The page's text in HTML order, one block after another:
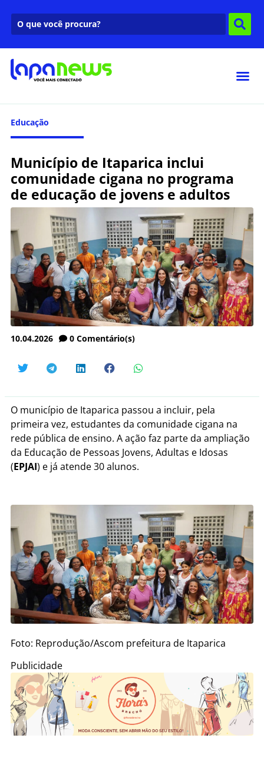
Educação
Município de Itaparica inclui
comunidade cigana no programa
de educação de jovens e adultos
10.04.2026 0 Comentário(s)
O município de Itaparica passou a incluir, pela
primeira vez, estudantes da comunidade cigana na
rede pública de ensino. A ação faz parte da ampliação
da Educação de Pessoas Jovens, Adultas e Idosas
(EPJAI) e já atende 30 alunos.
Foto: Reprodução/Ascom prefeitura de Itaparica
Publicidade